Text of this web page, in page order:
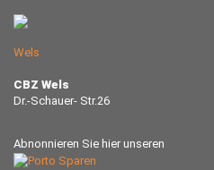
Wels
CBZ Wels
Dr.-Schauer- Str.26
Abnonnieren Sie hier unseren